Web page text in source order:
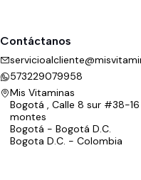
Contáctanos
573229079958
Mis Vitaminas
Bogotá , Calle 8 sur #38-
montes
Bogotá - Bogotá D.C.
Bogota D.C. - Colombia